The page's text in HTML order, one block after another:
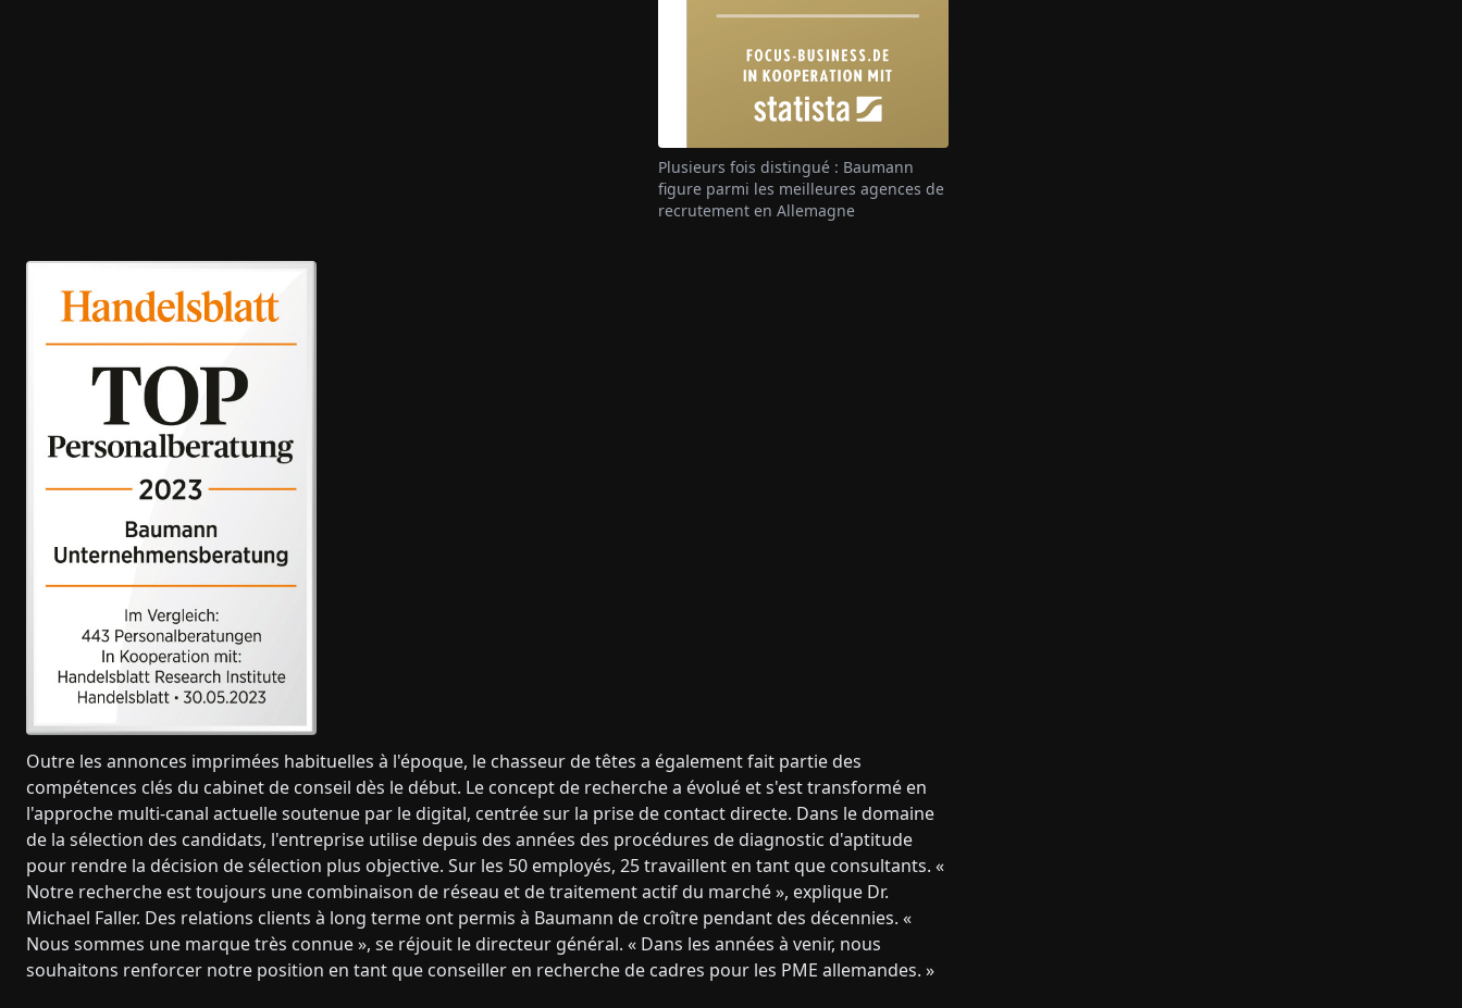
Plusieurs fois distingué : Baumann
figure parmi les meilleures agences de
recrutement en Allemagne
Outre les annonces imprimées habituelles à l'époque, le chasseur de têtes a également fait partie des
compétences clés du cabinet de conseil dès le début. Le concept de recherche a évolué et s'est transformé en
l'approche multi-canal actuelle soutenue par le digital, centrée sur la prise de contact directe. Dans le domaine
de la sélection des candidats, l'entreprise utilise depuis des années des procédures de diagnostic d'aptitude
pour rendre la décision de sélection plus objective. Sur les 50 employés, 25 travaillent en tant que consultants. «
Notre recherche est toujours une combinaison de réseau et de traitement actif du marché », explique Dr.
Michael Faller. Des relations clients à long terme ont permis à Baumann de croître pendant des décennies. «
Nous sommes une marque très connue », se réjouit le directeur général. « Dans les années à venir, nous
souhaitons renforcer notre position en tant que conseiller en recherche de cadres pour les PME allemandes. »